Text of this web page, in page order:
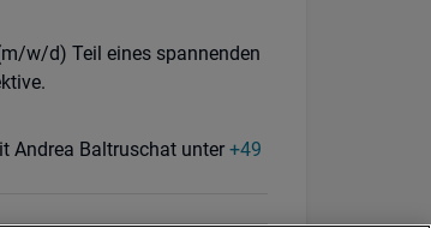
w/d) Teil eines spannenden
Andrea Baltruschat unter +49